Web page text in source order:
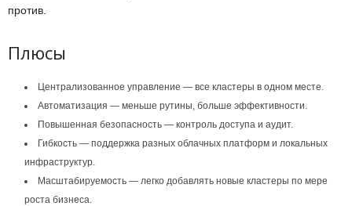
против.
Плюсы
Централизованное управление — все кластеры в одном месте.
Автоматизация — меньше рутины, больше эффективности.
Повышенная безопасность — контроль доступа и аудит.
Гибкость — поддержка разных облачных платформ и локальных
инфраструктур.
Масштабируемость — легко добавлять новые кластеры по мере
роста бизнеса.